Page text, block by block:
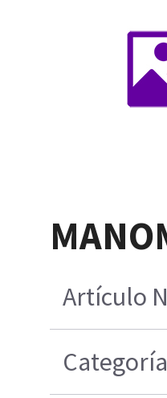
Artículo
Categoría